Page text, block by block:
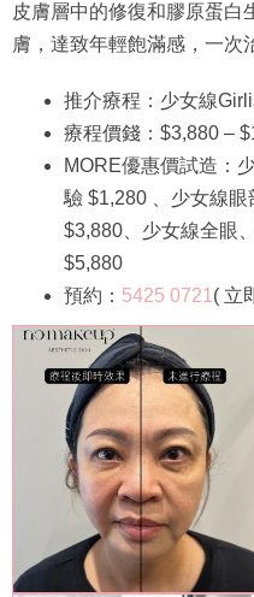
皮膚層中的修復和膠原蛋白
膚，達致年輕飽滿感，一次
推介療程：少女線
療程價錢：$3,880 –
MORE優惠價試造：
驗 $1,280 、少女線
$3,880、少女線全眼
$5,880
預約： 5425 0721( 立